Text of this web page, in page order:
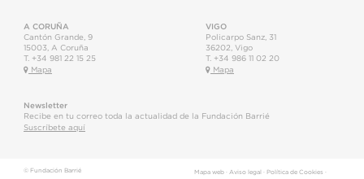
A CORUÑA
Cantón Grande, 9
15003
A Coruña
T. +34 981 22 15 25
Mapa
VIGO
Policarpo Sanz, 31
36202 Vigo
T. +34 986 11 02 20
Mapa
Newsletter
Recibe en tu correo toda la actualidad de la Fundación Barrié
Suscríbete aquí
© Fundación Barrié Mapa web· Aviso legal · Política de Cookies ·